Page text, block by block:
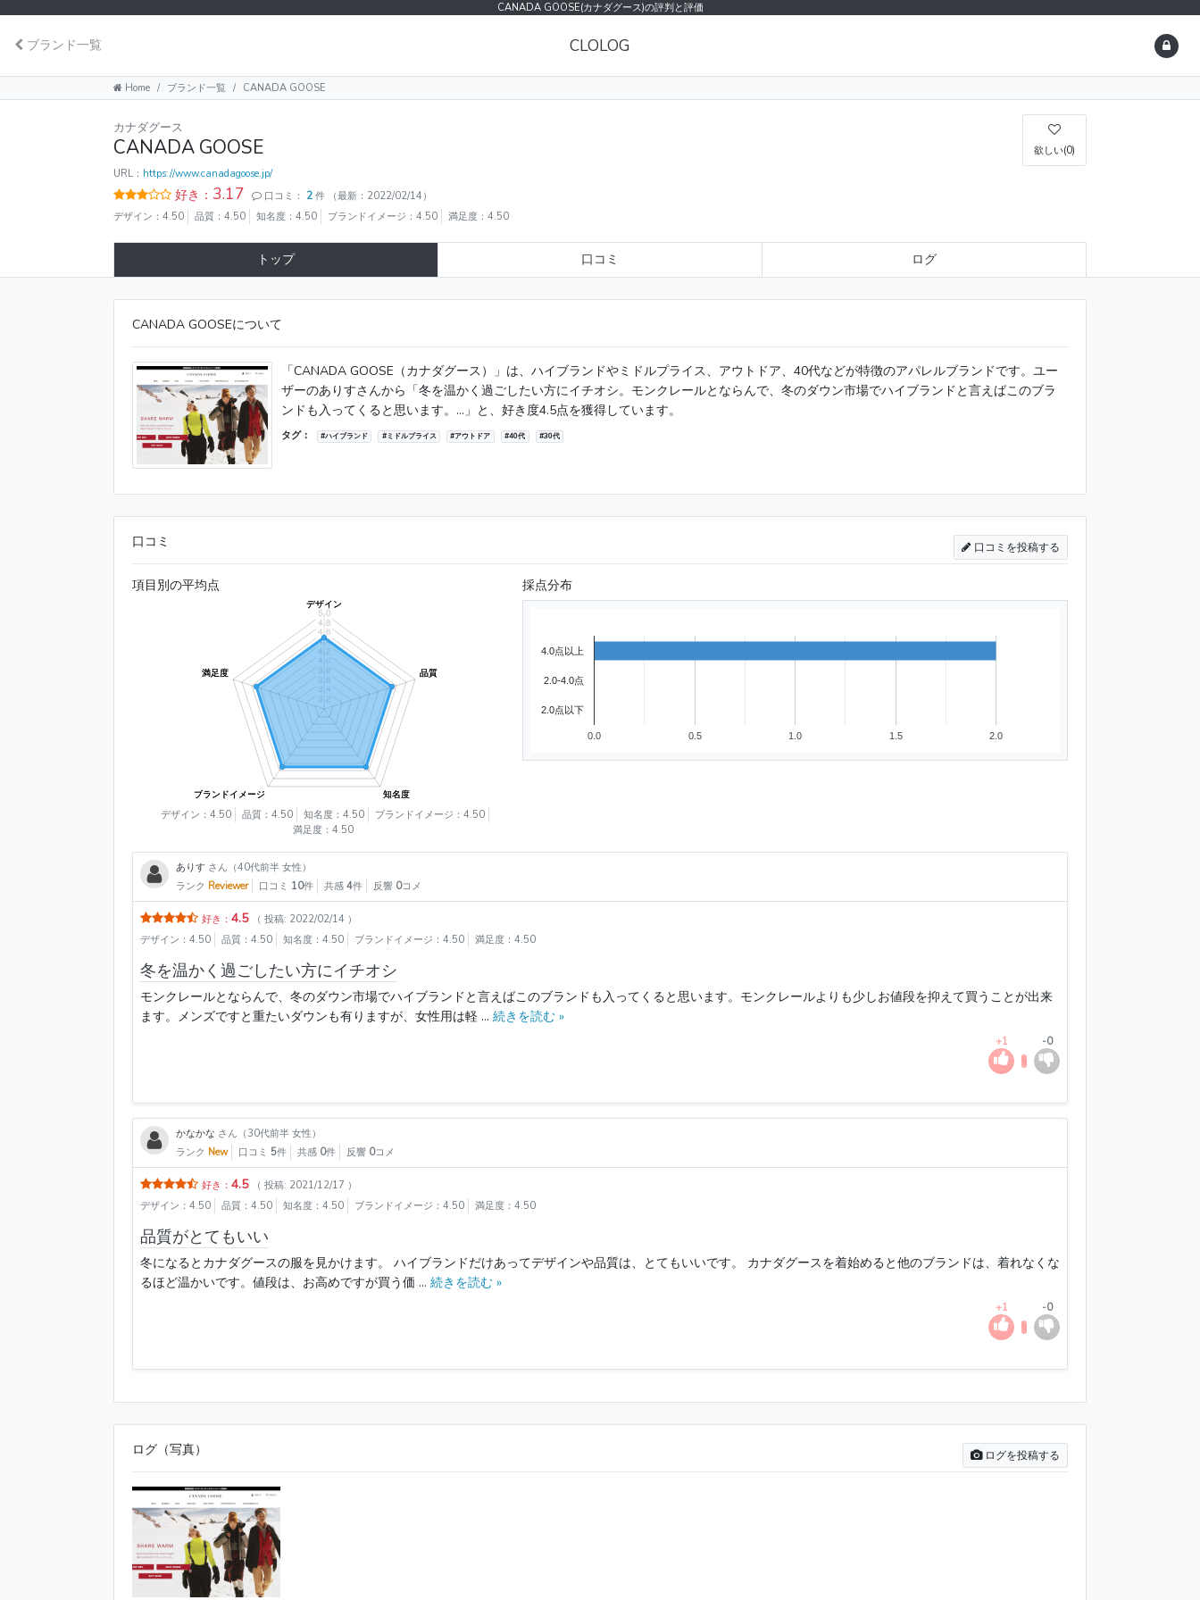
CANADA GOOSE(カナダグース)の評判と評価
ブランド一覧 CLOLOG
Home ブランド一覧 CANADA GOOSE
欲しい(0)
カナダグース
CANADA GOOSE
URL： https://www.canadagoose.jp/
好き： 3.17 口コミ： 2 件
（最新：2022/02/14）
デザイン：4.50
品質：4.50 知名度：4.50 ブランドイメージ：4.50 満足度：4.50
トップ 口コミ ログ
CANADA GOOSEについて
「CANADA GOOSE（カナダグース）」は、ハイブランドやミドルプライス、アウトドア、40代などが特徴のアパレルブランドです。ユー
ザーのありすさんから「冬を温かく過ごしたい方にイチオシ。モンクレールとならんで、冬のダウン市場でハイブランドと言えばこのブラ
ンドも入ってくると思います。...」と、好き度4.5点を獲得しています。
タグ： #ハイブランド #ミドルプライス #アウトドア #40代 #30代
口コミを投稿する
口コミ
項目別の平均点
デザイン：4.50 品質：4.50 知名度：4.50
ブランドイメージ：4.50
満足度：4.50
採点分布
0.0 0.5 1.0 1.5 2.0
4.0点以上
2.0-4.0点
2.0点以下
ありす さん（40代前半 女性）
ランク Reviewer 口コミ 10件 共感 4件 反響 0コメ
好き： 4.5
（ 投稿: 2022/02/14 ）
デザイン：4.50
品質：4.50 知名度：4.50 ブランドイメージ：4.50 満足度：4.50
冬を温かく過ごしたい方にイチオシ
モンクレールとならんで、冬のダウン市場でハイブランドと言えばこのブランドも入ってくると思います。モンクレールよりも少しお値段を抑えて買うことが出来
ます。メンズですと重たいダウンも有りますが、女性用は軽 ... 続きを読む »
+1 -0
かなかな さん（30代前半 女性）
ランク New 口コミ 5件 共感 0件 反響 0コメ
好き： 4.5
（ 投稿: 2021/12/17 ）
デザイン：4.50
品質：4.50 知名度：4.50 ブランドイメージ：4.50 満足度：4.50
品質がとてもいい
冬になるとカナダグースの服を見かけます。 ハイブランドだけあってデザインや品質は、とてもいいです。 カナダグースを着始めると他のブランドは、着れなくな
るほど温かいです。値段は、お高めですが買う価 ... 続きを読む »
+1 -0
ログを投稿する
ログ（写真）